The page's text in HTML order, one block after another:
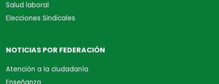
Salud laboral
Elecciones Sindicales
NOTICIAS POR FEDERACIÓN
Atención a la ciudadanía